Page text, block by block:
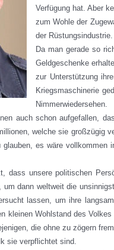
Verfügung hat. Aber
zum Wohle der
der
Da man gerade so
Geldgeschenke
zur Unterstützung
Kriegsmaschinerie
Nimmerwiedersehen.
auch schon aufgefallen,
welche sie großzügig
es wäre vollkommen
dass unsere politischen
dann weltweit die
lassen, um ihre
kleinen Wohlstand des
die ohne zu zögern
sie verpflichtet sind.